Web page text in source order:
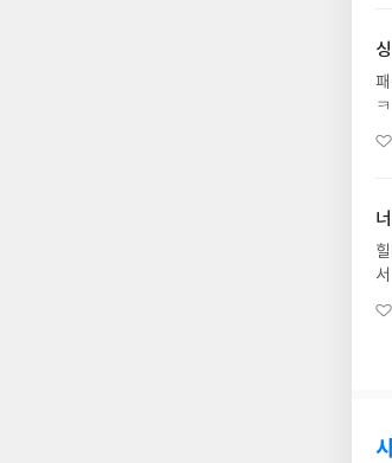
좋
댓
작
좋
댓
작